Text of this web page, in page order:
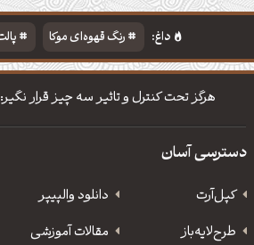
داغ: رنگ قهوه‌ای موکا
دانلود والپیپر مذهبی
هرگز تحت کنترل و تاثیر سه چیز قرار
دسترسی آسان
کپل‌آرت دانلود‌ والپیپر
طرح‌لایه‌باز
مقالات آموزشی